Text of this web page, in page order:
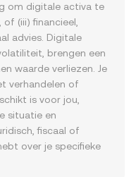
om digitale activa te
(iii) financieel,
advies. Digitale
brengen een
waarde verliezen. Je
verhandelen of
is voor jou,
situatie en
fiscaal of
over je specifieke